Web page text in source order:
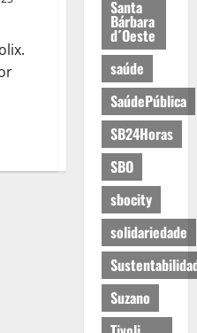
Santa
Bárbara
d´Oeste
saúde
SaúdePública
SB24Horas
SBO
sbocity
solidariedade
Suzano